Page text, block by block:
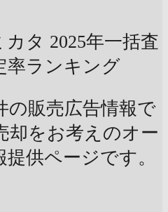
タ 2025年一括査
率ランキング
の販売広告情報で
却をお考えのオー
供ページです。